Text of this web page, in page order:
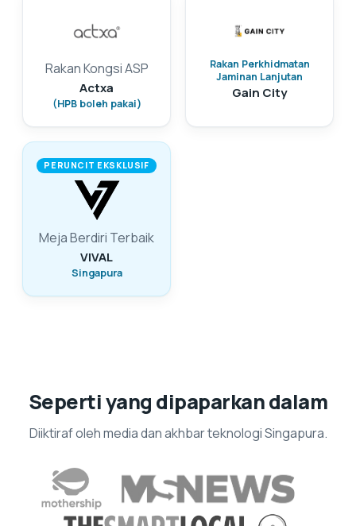
Rakan Kongsi ASP
Actxa
(HPB boleh pakai)
Rakan Perkhidmatan
Jaminan Lanjutan
Gain City
PERUNCIT EKSKLUSIF
Meja Berdiri Terbaik
VIVAL
Singapura
Seperti yang dipaparkan dalam
Diiktiraf oleh media dan akhbar teknologi Singapura.